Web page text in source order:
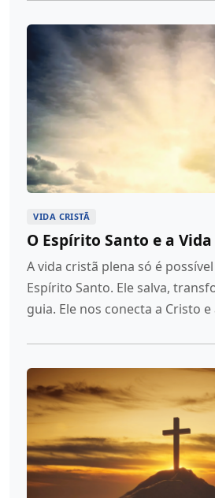
VIDA CRISTÃ
O Espírito Santo e a
A vida cristã plena só é
Espírito Santo. Ele salva,
guia. Ele nos conecta a Cristo e